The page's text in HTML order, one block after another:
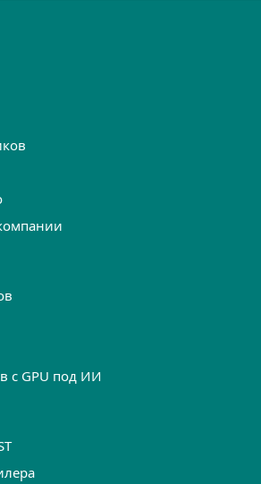
с GPU под ИИ